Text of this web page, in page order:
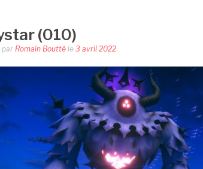
(010)
par Romain Boutté le 3 avril 2022